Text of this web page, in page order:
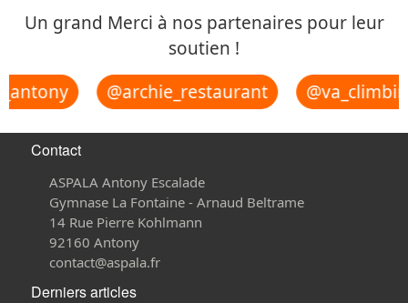
Un grand Merci à nos partenaires pour leur
soutien !
@archie_restaurant
Contact
ASPALA Antony Escalade
Gymnase La Fontaine - Arnaud Beltrame
14 Rue Pierre Kohlmann
92160 Antony
contact@aspala.fr
Derniers articles